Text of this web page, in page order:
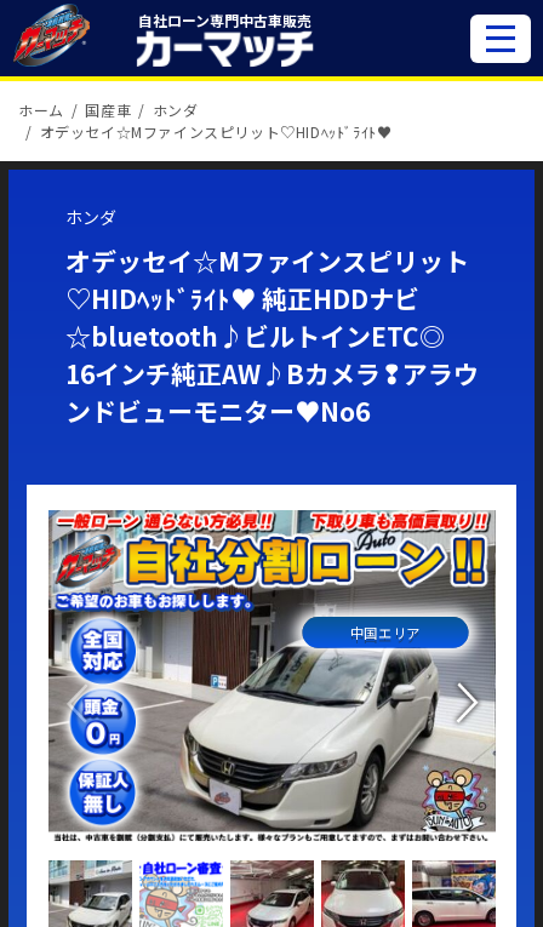
自社ローン専門中古車販売
ホーム 国産車
ホンダ
オデッセイ☆Mファインスピリット♡HIDﾍｯﾄﾞﾗｲﾄ♥
ホンダ
オデッセイ☆Mファインスピリット
♡HIDﾍｯﾄﾞﾗｲﾄ♥ 純正HDDナビ
☆bluetooth♪ビルトインETC◎
16インチ純正AW♪Bカメラ❢アラウ
ンドビューモニター♥No6
中国エリア